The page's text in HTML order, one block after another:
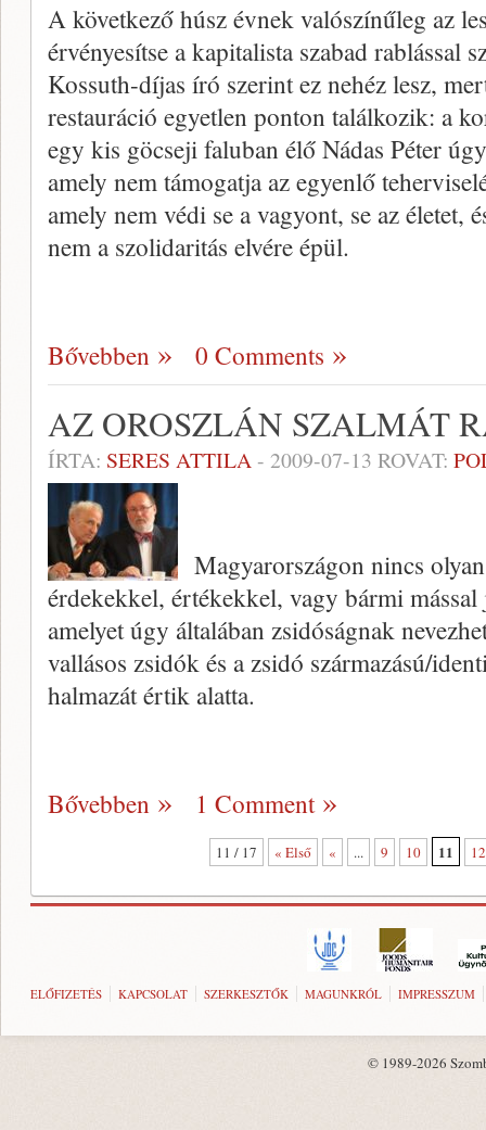
A következő húsz évnek valószínűleg az
érvényesítse a kapitalista szabad rablással
Kossuth-díjas író szerint ez nehéz lesz,
restauráció egyetlen ponton találkozik: a
egy kis göcseji faluban élő Nádas Péter
amely nem támogatja az egyenlő
amely nem védi se a vagyont, se az életet,
nem a szolidaritás elvére épül.
Bővebben 0 Comments
AZ OROSZLÁN SZALMÁT
ÍRTA: SERES ATTILA- 2009-07-13 ROVAT:
Magyarországon nincs
érdekekkel, értékekkel, vagy bármi
amelyet úgy általában zsidóságnak
vallásos zsidók és a zsidó származású/
halmazát értik alatta.
Bővebben 1 Comment
11 / 17 « Első « ... 9 10 11 12
ELŐFIZETÉS KAPCSOLAT SZERKESZTŐK MAGUNKRÓL IMPRESSZUM
© 1989-2026